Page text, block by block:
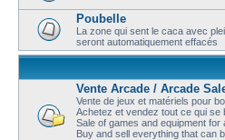
Poubelle
La zone qui sent le caca avec
seront automatiquement effacés
Vente Arcade / Arcade
Vente de jeux et matériels pour
Achetez et vendez tout ce qui se
Sale of games and equipment for
Buy and sell everything that can